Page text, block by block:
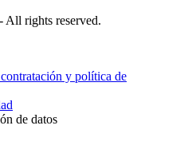
- All rights reserved.
y política de
de datos